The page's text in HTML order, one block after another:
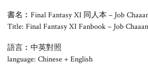
書名︰Final Fantasy XI 同人本 – Job
Title: Final Fantasy XI Fanbook – Job
語言︰中英對照
language: Chinese + English